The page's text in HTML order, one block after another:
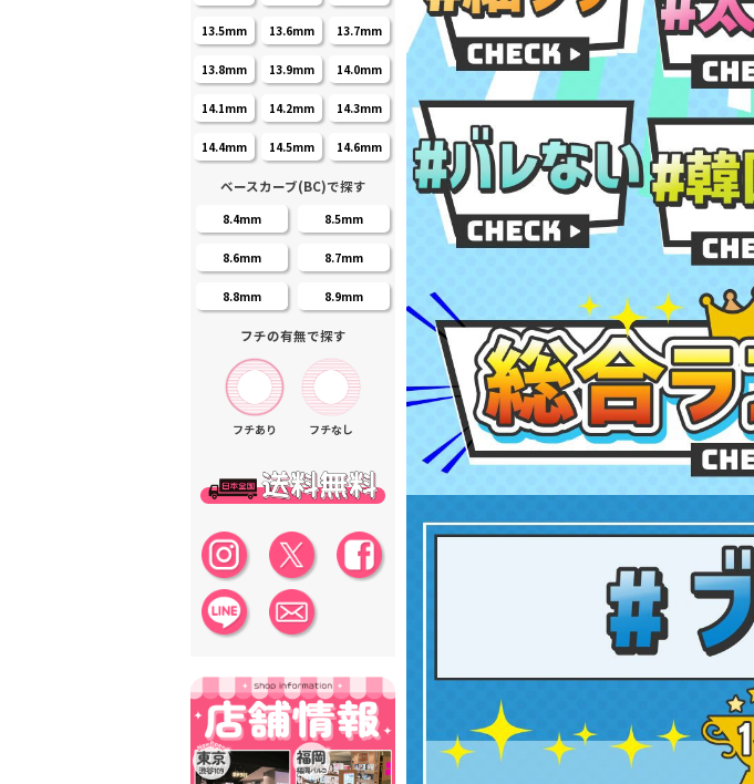
13.5mm 13.6mm 13.7mm
13.8mm 13.9mm 14.0mm
14.1mm 14.2mm 14.3mm
14.4mm 14.5mm 14.6mm
ベースカーブ(BC)で探す
8.4mm 8.5mm
8.6mm 8.7mm
8.8mm 8.9mm
フチの有無で探す
フチあり フチなし